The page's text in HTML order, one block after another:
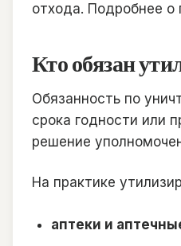
отхода. Подробнее
Кто обязан
Обязанность по
срока годности или
решение
На практике
аптеки и